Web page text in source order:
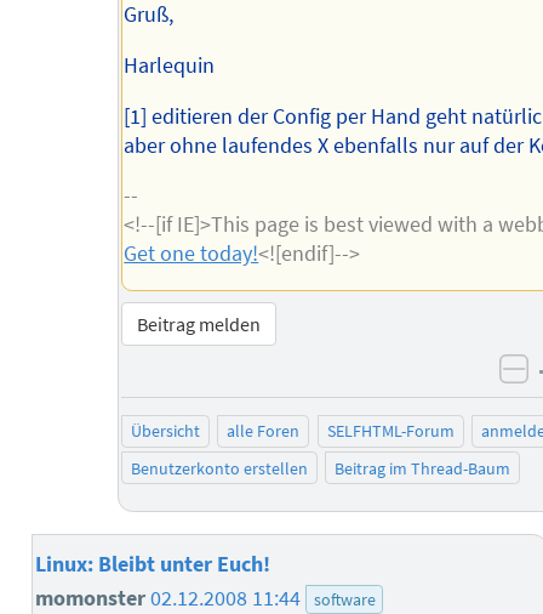
Gruß,
Harlequin
[1] editieren der Config per Hand geht
aber ohne laufendes X ebenfalls nur auf der
--
<!--[if IE]>This page is best viewed with a
Get one today!<![endif]-->
Beitrag melden
Übersicht alle Foren SELFHTML-Forum
Benutzerkonto erstellen
Beitrag im Thread-Baum
Linux: Bleibt unter Euch!
momonster02.12.2008 11:44 software